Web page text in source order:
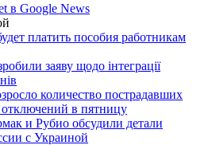
в Google News
платить пособия работникам
заяву щодо інтеграції
количество пострадавших
в пятницу
и Рубио обсудили детали
с Украиной